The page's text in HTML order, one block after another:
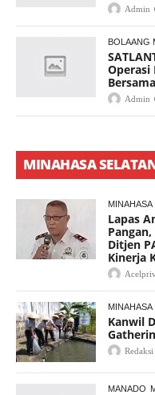
Admin
BOLAANG
Operasi
Admin
MINAHASA
MINAHASA
Lapas
Ditjen
Kinerja
MINAHASA
Kanwil
MANADO